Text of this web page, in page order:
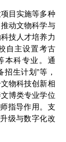
目实施等多种
动文物科学与
技人才培养力
自主设置考古
本科专业。通
生计划”等，
物科技创新相
博类专业学位
指导作用。支
级与数字化改